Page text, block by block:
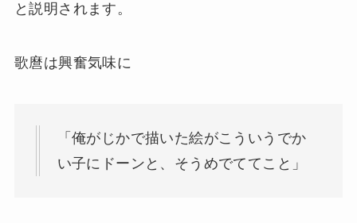
と説明されます。
歌麿は興奮気味に
「俺がじかで描いた絵がこういうでか
い子にドーンと、そうめでててこと」